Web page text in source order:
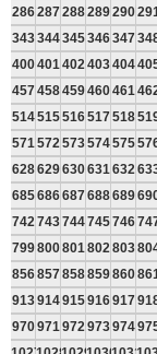
286287288289290
343344345346347
400401 402 403404
457458459460461
514515516517518
571 572 573574575
628629630631 632
685686687688689
742 743744745746
799800801 802 803
856857858859860
913914915916917
970971 972 973974